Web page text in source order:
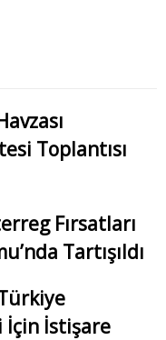
Toplantısı
Fırsatları
Tartışıldı
İçin İstişare